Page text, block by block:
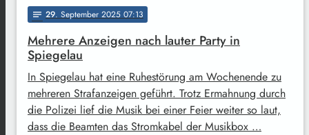
notes 29. September 2025 07:13
Mehrere Anzeigen nach lauter Party in
Spiegelau
In Spiegelau hat eine Ruhestörung am Wochenende zu
mehreren Strafanzeigen geführt. Trotz Ermahnung durch
die Polizei lief die Musik bei einer Feier weiter so laut,
dass die Beamten das Stromkabel der Musikbox …